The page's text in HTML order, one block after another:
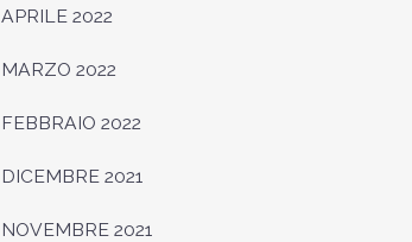
APRILE 2022
MARZO 2022
FEBBRAIO 2022
DICEMBRE 2021
NOVEMBRE 2021